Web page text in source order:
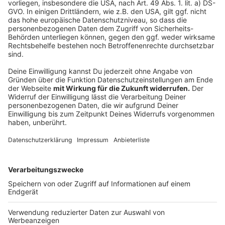
einzubetten. Dieser Service kann
Daten zu Ihren Aktivitäten
sammeln. Bitte lesen Sie die
Details durch und stimmen Sie der
Video anzusehen.
Mehr Informationen
Akzeptieren
Management Platform
Die Kult-Single "Angels" von Robbie Williams, neu
performed mit dem Metropole Orkest.